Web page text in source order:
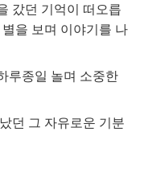
갔던 기억이 떠오릅
을 보며 이야기를 나
루종일 놀며 소중한
던 그 자유로운 기분